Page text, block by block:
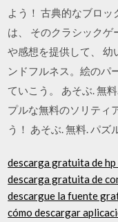
よう！ 古典的なブロ
は、 そのクラシック
や感想を提供して、
ンドフルネス。絵のパ
ていこう。 あそぶ. 無
プルな無料のソリティ
う！ あそぶ. 無料. パズ
descarga gratuita de
descarga gratuita de
descargue la fuente
cómo descargar